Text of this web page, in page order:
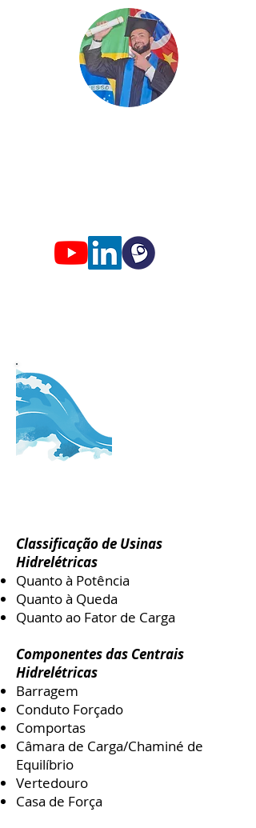
ProfessorEdgard
Classificação de Usinas
Hidrelétricas
Quanto à Potência
Quanto à Queda
Quanto ao Fator de Carga
Componentes das Centrais
Hidrelétricas
Barragem
Conduto Forçado
Comportas
Câmara de Carga/Chaminé de
Equilíbrio
Vertedouro
Casa de Força